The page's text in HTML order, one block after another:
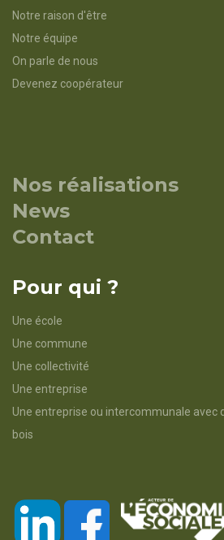
Notre raison d'être
Notre équipe
On parle de nous
Devenez coopérateur
Nos réalisations
News
Contact
Pour qui ?
Une école
Une commune
Une collectivité
Une entreprise
Une entreprise ou intercommunale avec
bois